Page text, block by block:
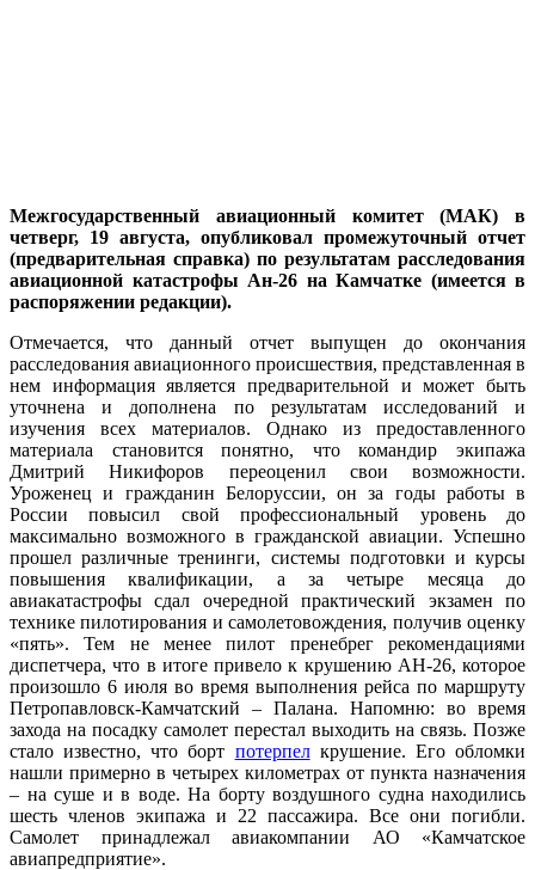
Межгосударственный авиационный комитет (МАК) в
четверг, 19 августа, опубликовал промежуточный отчет
(предварительная справка) по результатам расследования
авиационной катастрофы Ан-26 на Камчатке (имеется в
распоряжении редакции).
Отмечается, что данный отчет выпущен до окончания
расследования авиационного происшествия, представленная в
нем информация является предварительной и может быть
уточнена и дополнена по результатам исследований и
изучения всех материалов. Однако из предоставленного
материала становится понятно, что командир экипажа
Дмитрий Никифоров переоценил свои возможности.
Уроженец и гражданин Белоруссии, он за годы работы в
России повысил свой профессиональный уровень до
максимально возможного в гражданской авиации. Успешно
прошел различные тренинги, системы подготовки и курсы
повышения квалификации, а за четыре месяца до
авиакатастрофы сдал очередной практический экзамен по
технике пилотирования и самолетовождения, получив оценку
«пять». Тем не менее пилот пренебрег рекомендациями
диспетчера, что в итоге привело к крушению АН-26, которое
произошло 6 июля во время выполнения рейса по маршруту
Петропавловск-Камчатский – Палана. Напомню: во время
захода на посадку самолет перестал выходить на связь. Позже
стало известно, что борт потерпелкрушение. Его обломки
нашли примерно в четырех километрах от пункта назначения
– на суше и в воде. На борту воздушного судна находились
шесть членов экипажа и 22 пассажира. Все они погибли.
Самолет принадлежал авиакомпании АО «Камчатское
авиапредприятие».